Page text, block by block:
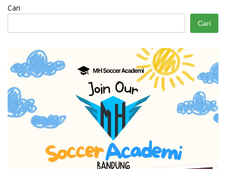
Cari
Cari